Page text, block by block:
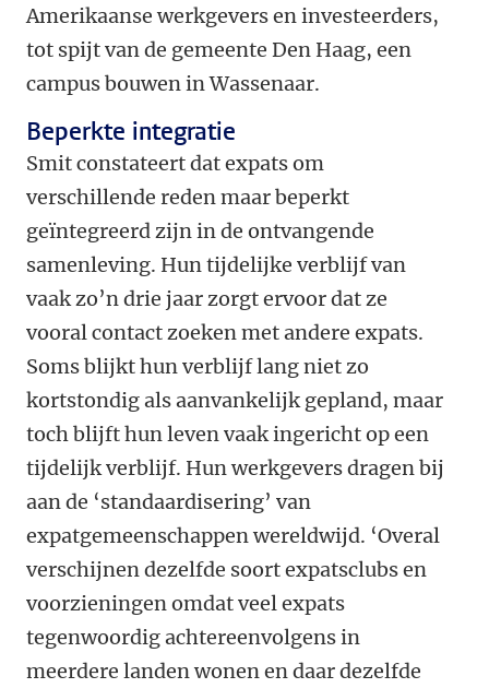
Amerikaanse werkgevers en investeerders,
tot spijt van de gemeente Den Haag, een
campus bouwen in Wassenaar.
Beperkte integratie
Smit constateert dat expats om
verschillende reden maar beperkt
geïntegreerd zijn in de ontvangende
samenleving. Hun tijdelijke verblijf van
vaak zo’n drie jaar zorgt ervoor dat ze
vooral contact zoeken met andere expats.
Soms blijkt hun verblijf lang niet zo
kortstondig als aanvankelijk gepland, maar
toch blijft hun leven vaak ingericht op een
tijdelijk verblijf. Hun werkgevers dragen bij
aan de ‘standaardisering’ van
expatgemeenschappen wereldwijd. ‘Overal
verschijnen dezelfde soort expatsclubs en
voorzieningen omdat veel expats
tegenwoordig achtereenvolgens in
meerdere landen wonen en daar dezelfde